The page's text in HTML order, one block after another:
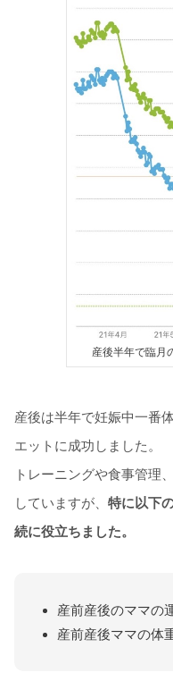
産後半年で臨月
産後は半年で妊娠中一番
エットに成功しました。
トレーニングや食事管理
していますが、 特に以下
続に役立ちました。
産前産後のママの
産前産後ママの体